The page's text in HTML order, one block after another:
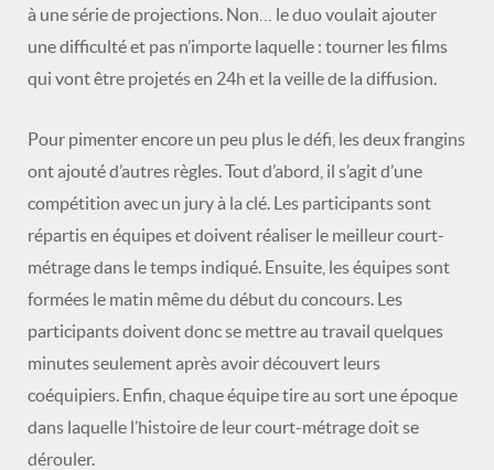
à une série de projections. Non… le duo voulait ajouter
une difficulté et pas n’importe laquelle : tourner les films
qui vont être projetés en 24h et la veille de la diffusion.
Pour pimenter encore un peu plus le défi, les deux frangins
ont ajouté d’autres règles. Tout d’abord, il s’agit d’une
compétition avec un jury à la clé. Les participants sont
répartis en équipes et doivent réaliser le meilleur court-
métrage dans le temps indiqué. Ensuite, les équipes sont
formées le matin même du début du concours. Les
participants doivent donc se mettre au travail quelques
minutes seulement après avoir découvert leurs
coéquipiers. Enfin, chaque équipe tire au sort une époque
dans laquelle l’histoire de leur court-métrage doit se
dérouler.